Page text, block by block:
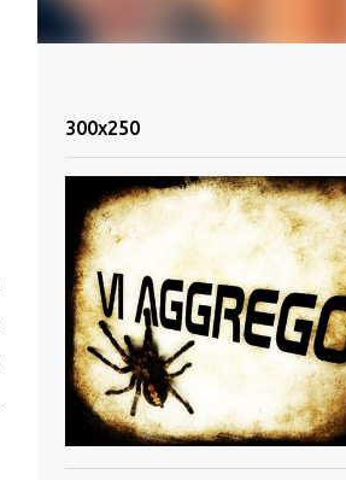
300x250